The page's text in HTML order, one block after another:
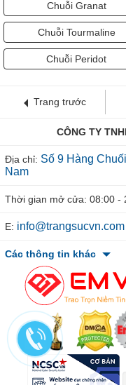
Chuỗi Granat
Chuỗi Tourmaline
Chuỗi Peridot
Trang trước
CÔNG TY
Địa chỉ: Số 9 Hàng
Nam
Thời gian mở cửa: 08:00 -
E: info@trangsucvn.com
Các thông tin khác